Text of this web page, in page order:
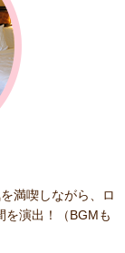
満喫しながら、ロ
を演出！（BGMも